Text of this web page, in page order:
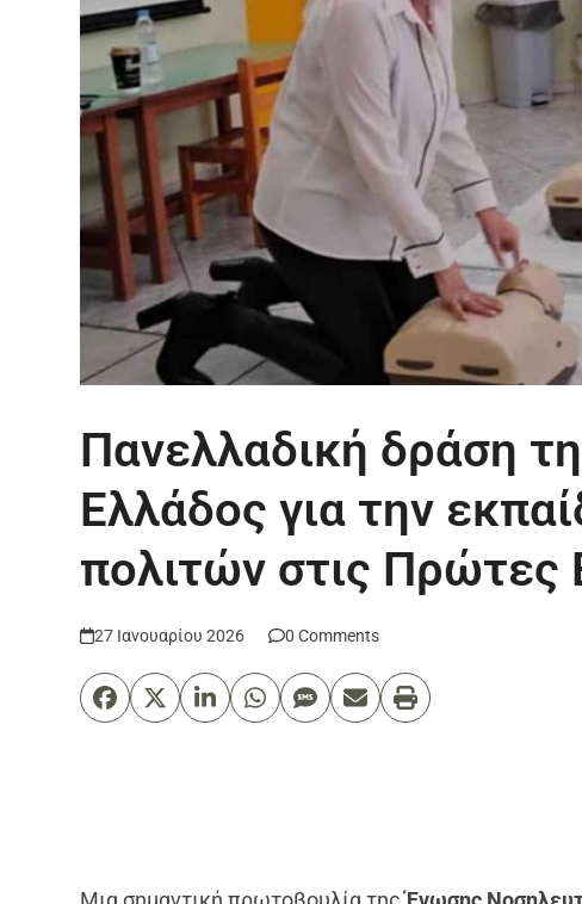
Πανελλαδική δράση
Ελλάδος για την
πολιτών στις Πρώτες
27 Ιανουαρίου 2026 0 Comments